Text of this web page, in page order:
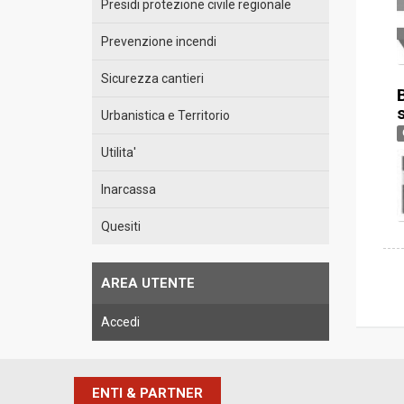
Presidi protezione civile regionale
Prevenzione incendi
Sicurezza cantieri
Urbanistica e Territorio
Utilita'
Inarcassa
Quesiti
AREA UTENTE
Accedi
ENTI & PARTNER